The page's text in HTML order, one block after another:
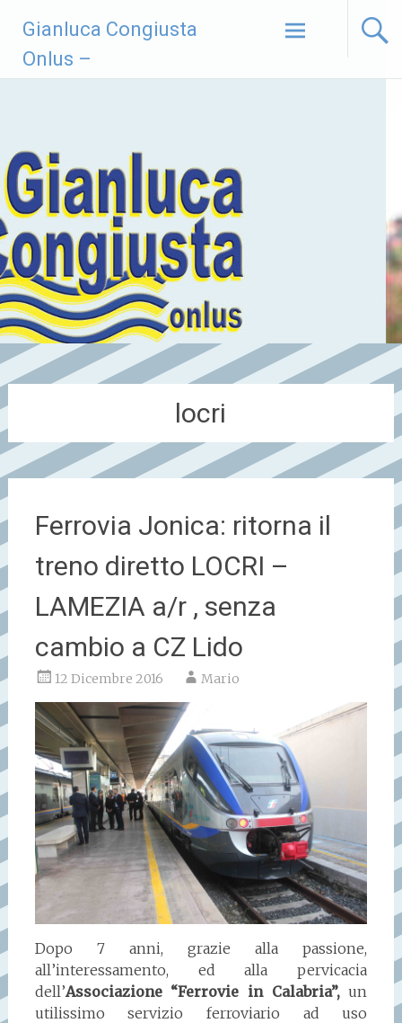
contenuto
Gianluca Congiusta
Onlus –
locri
Ferrovia Jonica: ritorna il
treno diretto LOCRI –
LAMEZIA a/r , senza
cambio a CZ Lido
12 Dicembre 2016 Mario
Dopo 7 anni, grazie alla passione,
all’interessamento, ed alla pervicacia
dell’Associazione “Ferrovie in Calabria”,un
utilissimo servizio ferroviario ad uso